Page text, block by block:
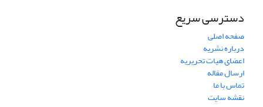
دسترسی سریع
صفحه اصلی
درباره نشریه
اعضای هیات تحریریه
ارسال مقاله
تماس با ما
نقشه سایت